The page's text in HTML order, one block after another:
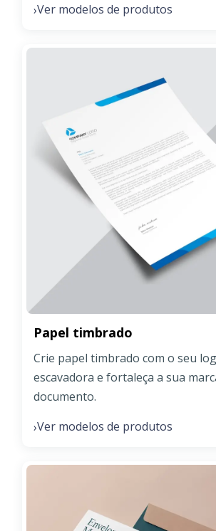
›Ver modelos de produtos
Papel timbrado
Crie papel timbrado com o seu
escavadora e fortaleça a sua
documento.
›Ver modelos de produtos